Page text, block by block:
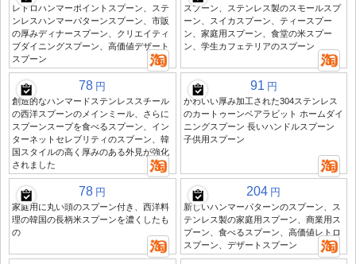
レトロハンマーポイントスプーン、ステ
ンレスハンマーパターンスプーン、市販
の厚みディナースプーン、クリエイティ
ブダイニングスプーン、高価値デザート
スプーン
スプーン、ステンレス製のスモールスプ
ーン、スイカスプーン、ティースプー
ン、家庭用スプーン、食堂の米スプー
ン、学生カフェテリアのスプーン
78 円
創造的なハンマードステンレススチール
の西洋スプーンのメインミール、さらに
スプーンスープを食べるスプーン、イン
ターネットセレブリティのスプーン、韓
国スタイルの高く厚みのある外見が強化
されました
91 円
かわいい厚み加工された304ステンレス
のカートゥーンベアラビット ホームダイ
ニングスプーン 長いハンドルスプーン
子供用スプーン
78 円
家庭用に丸い頭のスプーン付き、西洋料
理の韓国の長柄米スプーンを濃くしたも
の
204 円
新しいハンマーパターンのスプーン、ス
テンレス製の家庭用スプーン、商業用ス
プーン、食べるスプーン、高価値レトロ
スプーン、デザートスプーン